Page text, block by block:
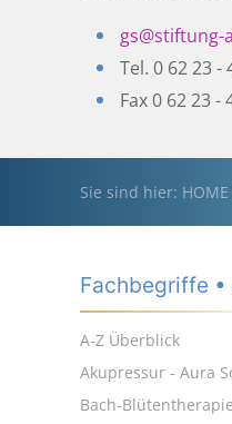
gs@stiftung-
Tel. 0 62 23 -
Fax 0 62 23 -
Sie sind hier: HOME
Fachbegriffe •
A-Z Überblick
Akupressur - Aura
Bach-